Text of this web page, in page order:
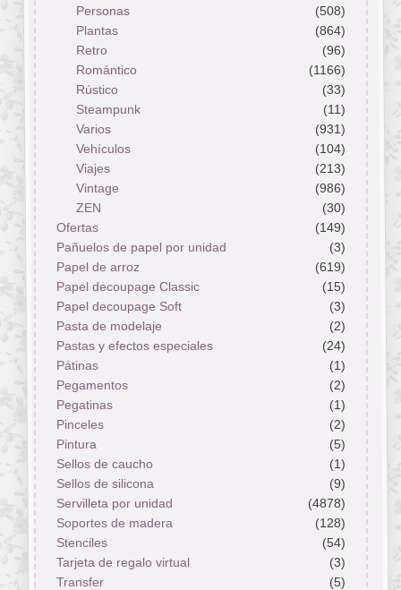
Personas
(508)
Plantas
(864)
Retro
(96)
Romántico
(1166)
Rústico
(33)
Steampunk
(11)
Varios
(931)
Vehículos
(104)
Viajes
(213)
Vintage
(986)
ZEN
(30)
Ofertas
(149)
Pañuelos de papel por unidad
(3)
Papel de arroz
(619)
Papel decoupage Classic
(15)
Papel decoupage Soft
(3)
Pasta de modelaje
(2)
Pastas y efectos especiales
(24)
Pátinas
(1)
Pegamentos
(2)
Pegatinas
(1)
Pinceles
(2)
Pintura
(5)
Sellos de caucho
(1)
Sellos de silicona
(9)
Servilleta por unidad
(4878)
Soportes de madera
(128)
Stenciles
(54)
Tarjeta de regalo virtual
(3)
Transfer
(5)